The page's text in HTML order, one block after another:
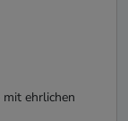
ehrlichen